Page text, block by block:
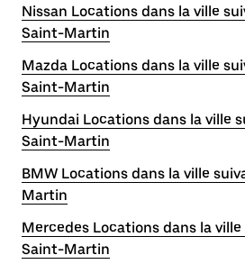
Nissan Locations dans la ville
Saint-Martin
Mazda Locations dans la ville
Saint-Martin
Hyundai Locations dans la ville
Saint-Martin
BMW Locations dans la ville
Martin
Mercedes Locations dans la
Saint-Martin